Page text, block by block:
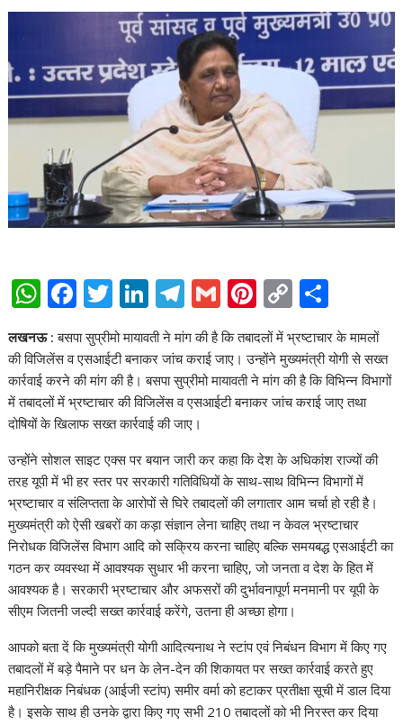
W
at
s
A
p
p
F
ac
e
b
o
o
k
T
w
itt
er
Li
n
k
e
dI
n
T
el
e
gr
a
m
G
m
ai
l
Pi
nt
er
e
st
C
p
y
Li
k
h
ar
e
लखनऊ : बसपा सुप्रीमो मायावती ने मांग की है कि तबादलों में भ्रष्टाचार के मामलों
की विजिलेंस व एसआईटी बनाकर जांच कराई जाए। उन्होंने मुख्यमंत्री योगी से सख्त
कार्रवाई करने की मांग की है। बसपा सुप्रीमो मायावती ने मांग की है कि विभिन्न विभागों
में तबादलों में भ्रष्टाचार की विजिलेंस व एसआईटी बनाकर जांच कराई जाए तथा
दोषियों के खिलाफ सख्त कार्रवाई की जाए।
उन्होंने सोशल साइट एक्स पर बयान जारी कर कहा कि देश के अधिकांश राज्यों की
तरह यूपी में भी हर स्तर पर सरकारी गतिविधियों के साथ-साथ विभिन्न विभागों में
भ्रष्टाचार व संलिप्तता के आरोपों से घिरे तबादलों की लगातार आम चर्चा हो रही है।
मुख्यमंत्री को ऐसी खबरों का कड़ा संज्ञान लेना चाहिए तथा न केवल भ्रष्टाचार
निरोधक विजिलेंस विभाग आदि को सक्रिय करना चाहिए बल्कि समयबद्ध एसआईटी का
गठन कर व्यवस्था में आवश्यक सुधार भी करना चाहिए, जो जनता व देश के हित में
आवश्यक है। सरकारी भ्रष्टाचार और अफसरों की दुर्भावनापूर्ण मनमानी पर यूपी के
सीएम जितनी जल्दी सख्त कार्रवाई करेंगे, उतना ही अच्छा होगा।
आपको बता दें कि मुख्यमंत्री योगी आदित्यनाथ ने स्टांप एवं निबंधन विभाग में किए गए
तबादलों में बड़े पैमाने पर धन के लेन-देन की शिकायत पर सख्त कार्रवाई करते हुए
महानिरीक्षक निबंधक (आईजी स्टांप) समीर वर्मा को हटाकर प्रतीक्षा सूची में डाल दिया
है। इसके साथ ही उनके द्वारा किए गए सभी 210 तबादलों को भी निरस्त कर दिया